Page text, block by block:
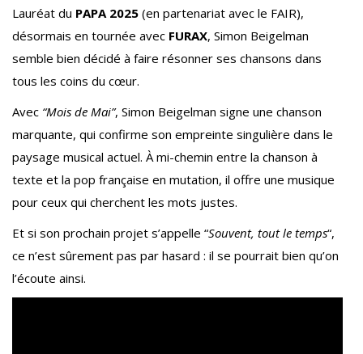
Lauréat du PAPA 2025 (en partenariat avec le FAIR),
désormais en tournée avec FURAX, Simon Beigelman
semble bien décidé à faire résonner ses chansons dans
tous les coins du cœur.
Avec “Mois de Mai”, Simon Beigelman signe une chanson
marquante, qui confirme son empreinte singulière dans le
paysage musical actuel. À mi-chemin entre la chanson à
texte et la pop française en mutation, il offre une musique
pour ceux qui cherchent les mots justes.
Et si son prochain projet s’appelle “Souvent, tout le temps“,
ce n’est sûrement pas par hasard : il se pourrait bien qu’on
l’écoute ainsi.